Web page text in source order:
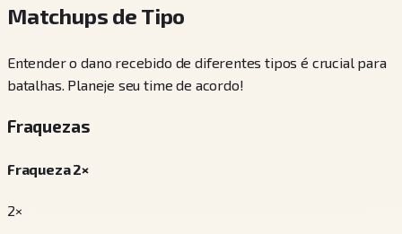
Matchups de Tipo
Entender o dano recebido de diferentes tipos é crucial para
batalhas. Planeje seu time de acordo!
Fraquezas
Fraqueza 2×
2×